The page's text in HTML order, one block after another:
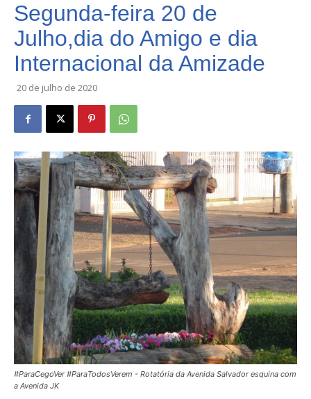
Segunda-feira 20 de
Julho,dia do Amigo e dia
Internacional da Amizade
20 de julho de 2020
#ParaCegoVer #ParaTodosVerem - Rotatória da Avenida Salvador esquina com
a Avenida JK